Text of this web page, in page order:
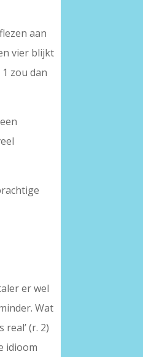
aan
vier blijkt
zou dan
er wel
Wat
(r. 2)
idioom